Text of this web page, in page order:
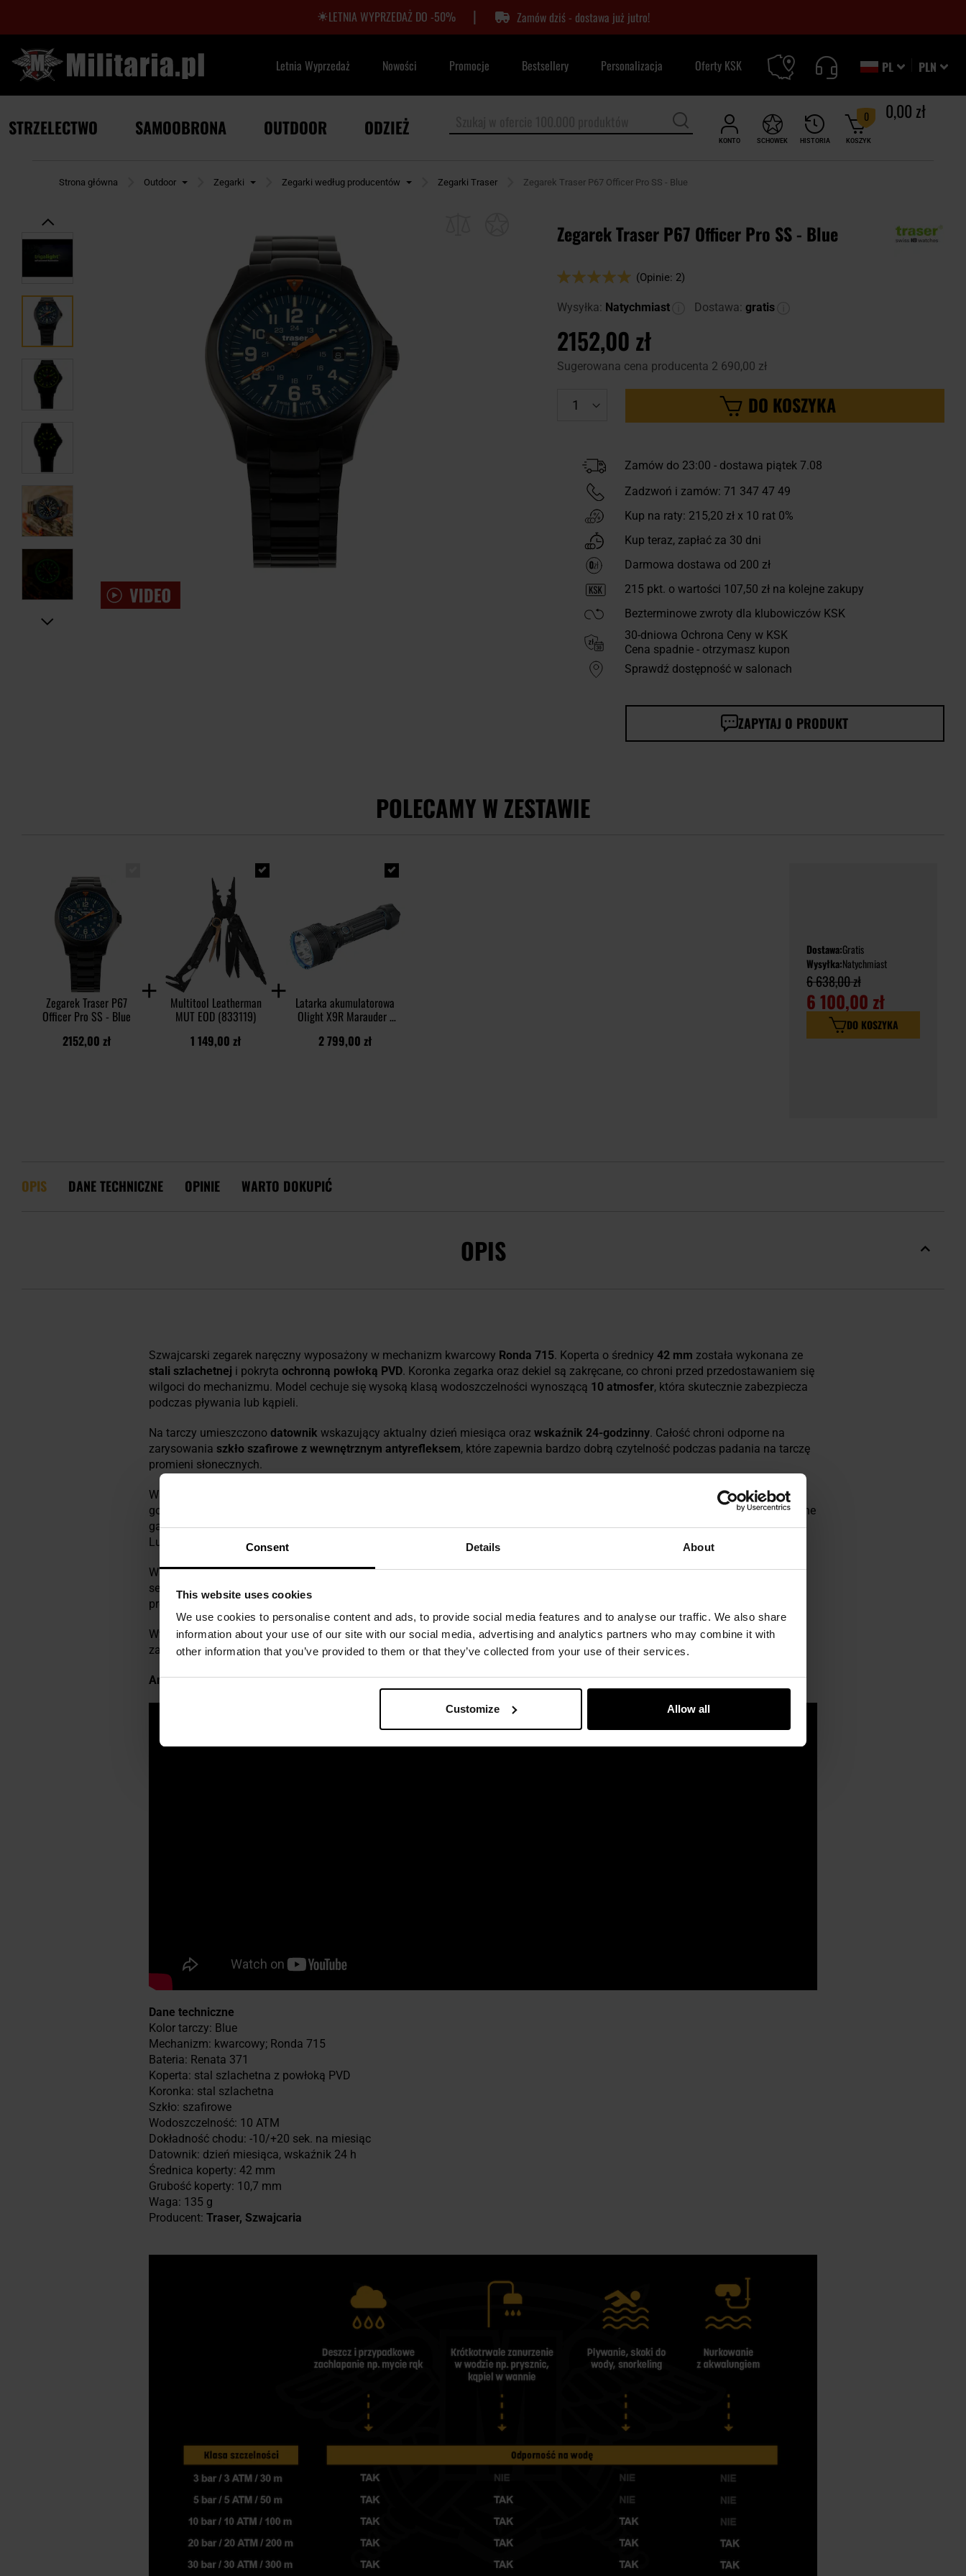
Consent Details About
This website uses cookies
We use cookies to personalise content and ads, to provide social media features and to analyse our traffic. We also share
information about your use of our site with our social media, advertising and analytics partners who may combine it with
other information that you’ve provided to them or that they’ve collected from your use of their services.
Customize Allow all
LETNIA WYPRZEDAŻ DO -50% | Zamów dziś - dostawa już jutro!
PLN
PL
Letnia Wyprzedaż Nowości Promocje Bestsellery Personalizacja Oferty KSK
KONTO HISTORIA
SCHOWEK KOSZYK
0 0,00 zł
STRZELECTWO SAMOOBRONA OUTDOOR ODZIEŻ
Strona główna Outdoor Zegarki Zegarki według producentów Zegarki Traser Zegarek Traser P67 Officer Pro SS - Blue
Zegarek Traser P67 Officer Pro SS - Blue
Ocena:
(Opinie: 2)
Wysyłka: Natychmiast Dostawa: gratis
2152,00 zł
Sugerowana cena producenta 2 690,00 zł
DO KOSZYKA
Zamów do 23:00 - dostawa piątek 7.08
Zadzwoń i zamów: 71 347 47 49
Kup na raty: 215,20 złx 10 rat 0%
Kup teraz, zapłać za 30 dni
Darmowa dostawa od 200 zł
215 pkt. o wartości 107,50 złna kolejne zakupy
Bezterminowe zwroty dla klubowiczów KSK
30-dniowa Ochrona Ceny w KSK
Cena spadnie - otrzymasz kupon
Sprawdź dostępność w salonach
ZAPYTAJ O PRODUKT
POLECAMY W ZESTAWIE
Zegarek Traser P67
Officer Pro SS - Blue
2152,00 zł
Multitool Leatherman
MUT EOD (833119)
1 149,00 zł
Latarka akumulatorowa
Olight X9R Marauder -
2 799,00 zł
Dostawa:Gratis
Wysyłka:Natychmiast
6 638,00 zł
6 100,00 zł
DO KOSZYKA
OPIS DANE TECHNICZNE OPINIE WARTO DOKUPIĆ
OPIS
Szwajcarski zegarek naręczny wyposażony w mechanizm kwarcowy Ronda 715. Koperta o średnicy 42 mm została wykonana ze
stali szlachetnej i pokryta ochronną powłoką PVD. Koronka zegarka oraz dekiel są zakręcane, co chroni przed przedostawaniem się
wilgoci do mechanizmu. Model cechuje się wysoką klasą wodoszczelności wynoszącą 10 atmosfer, która skutecznie zabezpiecza
podczas pływania lub kąpieli.
Na tarczy umieszczono datownik wskazujący aktualny dzień miesiąca oraz wskaźnik 24-godzinny. Całość chroni odporne na
zarysowania szkło szafirowe z wewnętrznym antyrefleksem, które zapewnia bardzo dobrą czytelność podczas padania na tarczę
promieni słonecznych.
Wskazówki, indeksy oraz O-ring znajdujący się na tarczy zostały wykonane w technologii
, która ułatwia odczytanie
godziny w warunkach słabego oświetlenia lub jego braku.
, czyli wypełnione
gazem trytu mikrorurki, zapewnia stałą iluminację o mocnej intensywności, bez konieczności aktywowania.
Luminescencja
możeświecić do 25 lat
Wskaźnik wyczerpania bateriiEOLinformuje o jej niskim napięciu poprzez rzadsze przemieszczanie wskazówki
sekundowej. Funkcja
stop-sekunda
precyzyjne ustawienie godziny.
Wygodne noszenie zegarka na nadgarstku zapewniabransoleta ze stali szlachetnej(SS- Steel Strap) wyposażona w podwójne
zapięcie.Do zestawu dołączono również pasek tekstylny typuNATOw czarnym kolorze.
Ambasadorem marki Traser w Polsce jest były żołnierz Jednostki Wojskowej GROM - Paweł Mateńczuk "Naval".
Dane techniczne
Kolor tarczy: Blue
Mechanizm: kwarcowy; Ronda 715
Bateria: Renata 371
Koperta: stal szlachetna z powłoką PVD
Koronka: stal szlachetna
Szkło: szafirowe
Wodoszczelność: 10 ATM
Dokładność chodu: -10/+20 sek. na miesiąc
Datownik: dzień miesiąca, wskaźnik 24 h
Średnica koperty: 42 mm
Grubość koperty: 10,7 mm
Waga: 135 g
Producent: Traser, Szwajcaria